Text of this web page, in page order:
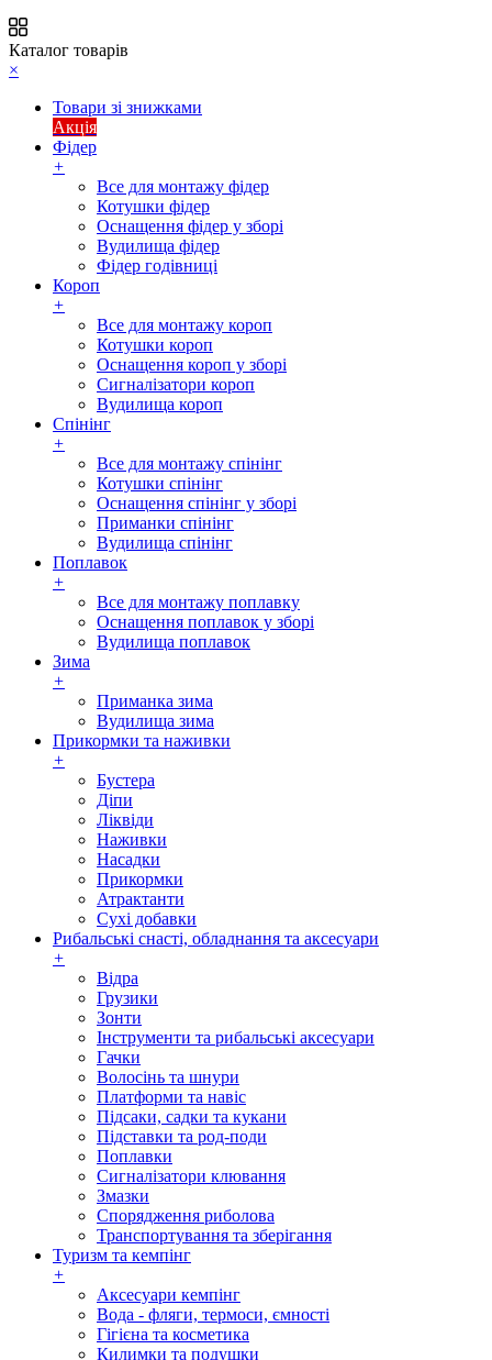
Каталог товарів
×
Товари зі знижками
Акція
Фідер
+
Все для монтажу фідер
Котушки фідер
Оснащення фідер у зборі
Вудилища фідер
Фідер годівниці
Короп
+
Все для монтажу короп
Котушки короп
Оснащення короп у зборі
Сигналізатори короп
Вудилища короп
Спінінг
+
Все для монтажу спінінг
Котушки спінінг
Оснащення спінінг у зборі
Приманки спінінг
Вудилища спінінг
Поплавок
+
Все для монтажу поплавку
Оснащення поплавок у зборі
Вудилища поплавок
Зима
+
Приманка зима
Вудилища зима
Прикормки та наживки
+
Бустера
Діпи
Ліквіди
Наживки
Насадки
Прикормки
Атрактанти
Сухі добавки
Рибальські снасті, обладнання та аксесуари
+
Відра
Грузики
Зонти
Інструменти та рибальські аксесуари
Гачки
Волосінь та шнури
Платформи та навіс
Підсаки, садки та кукани
Підставки та род-поди
Поплавки
Сигналізатори клювання
Змазки
Спорядження риболова
Транспортування та зберігання
Туризм та кемпінг
+
Аксесуари кемпінг
Вода - фляги, термоси, ємності
Гігієна та косметика
Килимки та подушки